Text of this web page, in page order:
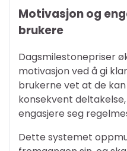
Motivasjon og
brukere
Dagsmilestonepriser
motivasjon ved å gi
brukerne vet at de
konsekvent
engasjere seg
Dette systemet